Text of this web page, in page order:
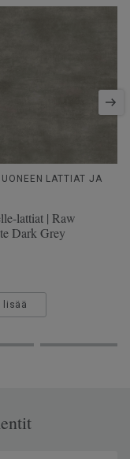
LATTIAT JA
lattiat | Raw
Dark Grey
lisää